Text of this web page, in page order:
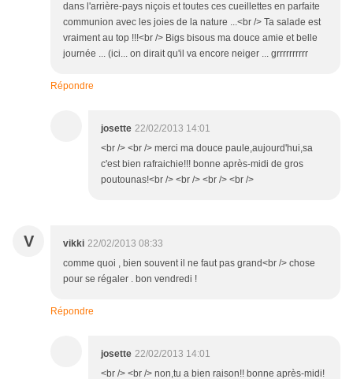
dans l'arrière-pays niçois et toutes ces cueillettes en parfaite
communion avec les joies de la nature ...<br /> Ta salade est
vraiment au top !!!<br /> Bigs bisous ma douce amie et belle
journée ... (ici... on dirait qu'il va encore neiger ... grrrrrrrrrr
Répondre
josette 22/02/2013 14:01
<br /> <br /> merci ma douce paule,aujourd'hui,sa
c'est bien rafraichie!!! bonne après-midi de gros
poutounas!<br /> <br /> <br /> <br />
V vikki 22/02/2013 08:33
comme quoi , bien souvent il ne faut pas grand<br /> chose
pour se régaler . bon vendredi !
Répondre
josette 22/02/2013 14:01
<br /> <br /> non,tu a bien raison!! bonne après-midi!